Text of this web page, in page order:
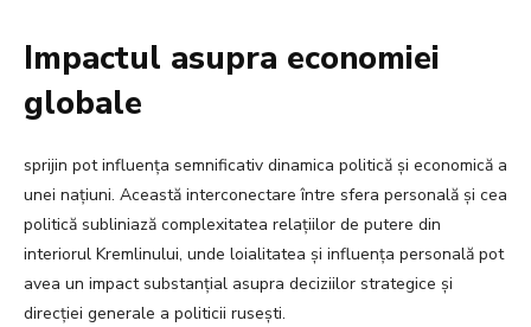
Impactul asupra economiei
globale
sprijin pot influența semnificativ dinamica politică și economică a
unei națiuni. Această interconectare între sfera personală și cea
politică subliniază complexitatea relațiilor de putere din
interiorul Kremlinului, unde loialitatea și influența personală pot
avea un impact substanțial asupra deciziilor strategice și
direcției generale a politicii rusești.